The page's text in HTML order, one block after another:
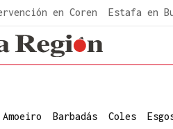
en Coren Estafa en
Amoeiro Barbadás Coles